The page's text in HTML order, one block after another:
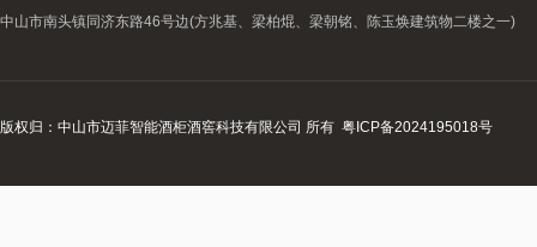
中山市南头镇同济东路46号边(方兆基、梁柏焜、梁朝铭、陈玉焕建筑物二楼之一)
版权归：中山市迈菲智能酒柜酒窖科技有限公司 所有 粤ICP备2024195018号